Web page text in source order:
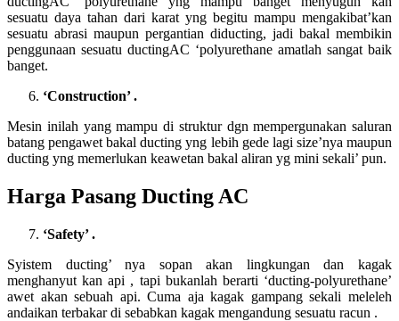
sesuatu daya tahan dari karat yng begitu mampu mengakibat’kan
sesuatu abrasi maupun pergantian diducting, jadi bakal membikin
penggunaan sesuatu ductingAC ‘polyurethane amatlah sangat baik
banget.
‘Construction’ .
Mesin inilah yang mampu di struktur dgn mempergunakan saluran
batang pengawet bakal ducting yng lebih gede lagi size’nya maupun
ducting yng memerlukan keawetan bakal aliran yg mini sekali’ pun.
Harga Pasang Ducting AC
‘Safety’ .
Syistem ducting’ nya sopan akan lingkungan dan kagak
menghanyut kan api , tapi bukanlah berarti ‘ducting-polyurethane’
awet akan sebuah api. Cuma aja kagak gampang sekali meleleh
andaikan terbakar di sebabkan kagak mengandung sesuatu racun .